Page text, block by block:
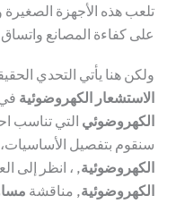
تلعب هذه الأجهزة
على كفاءة المصانع
ولكن هنا يأتي التحدي
الاستشعار الكهروضوئية
الكهروضوئي التي تناسب
سنقوم بتفصيل
الكهروضوئية, ، انظر إلى
الكهروضوئية, مناقشة